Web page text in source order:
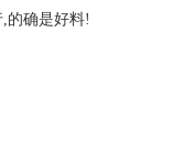
的确是好料!